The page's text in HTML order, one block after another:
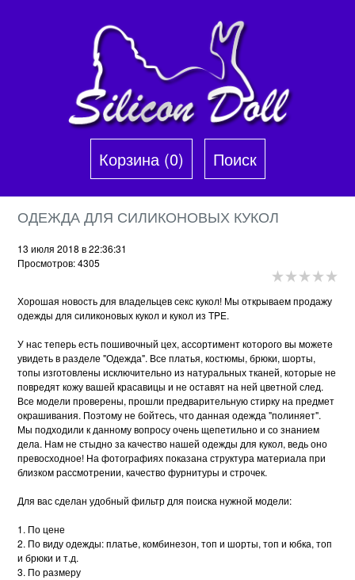
Корзина (0)‎ Поиск
ОДЕЖДА ДЛЯ СИЛИКОНОВЫХ КУКОЛ
13 июля 2018 в 22:36:31
Просмотров: 4305
Хорошая новость для владельцев секс кукол! Мы открываем продажу
одежды для силиконовых кукол и кукол из TPE.
У нас теперь есть пошивочный цех, ассортимент которого вы можете
увидеть в разделе "Одежда". Все платья, костюмы, брюки, шорты,
топы изготовлены исключительно из натуральных тканей, которые не
повредят кожу вашей красавицы и не оставят на ней цветной след.
Все модели проверены, прошли предварительную стирку на предмет
окрашивания. Поэтому не бойтесь, что данная одежда "полиняет".
Мы подходили к данному вопросу очень щепетильно и со знанием
дела. Нам не стыдно за качество нашей одежды для кукол, ведь оно
превосходное! На фотографиях показана структура материала при
близком рассмотрении, качество фурнитуры и строчек.
Для вас сделан удобный фильтр для поиска нужной модели:
1. По цене
2. По виду одежды: платье, комбинезон, топ и шорты, топ и юбка, топ
и брюки и т.д.
3. По размеру